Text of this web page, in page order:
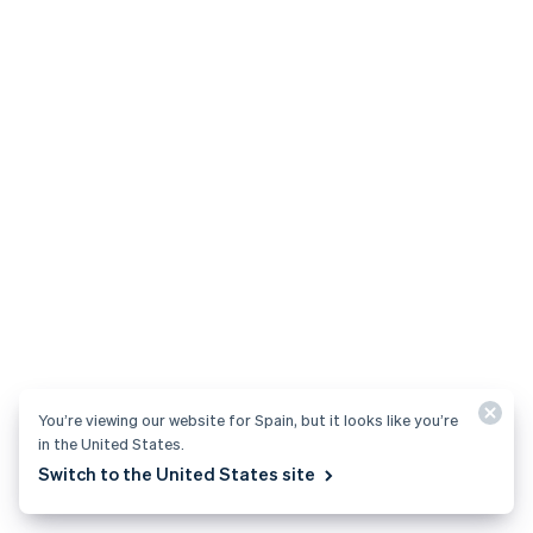
por disputa*
usuarios de Connect no podrán transferir las comisiones por
You’re viewing our website for Spain, but it looks like you’re
in the United States.
Switch to the United States site